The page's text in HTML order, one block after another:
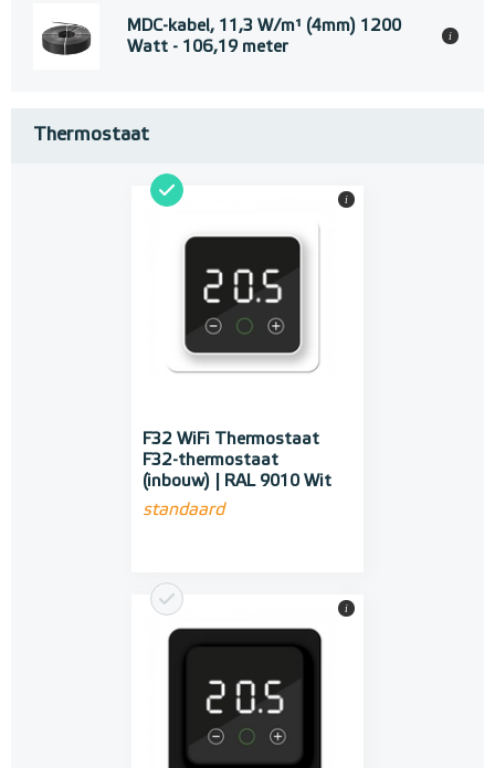
MDC-kabel, 11,3 W/m¹ (4mm) 1200
Watt - 106,19 meter
i
Thermostaat
F32 WiFi Thermostaat
F32-thermostaat
(inbouw) | RAL 9010 Wit
standaard
i
i